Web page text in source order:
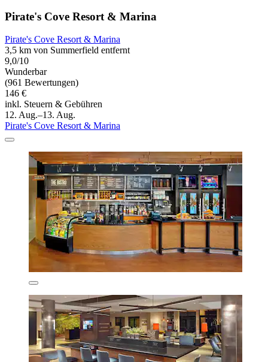
Pirate's Cove Resort & Marina
Pirate's Cove Resort & Marina
3,5 km von Summerfield entfernt
9,0/10
Wunderbar
(961 Bewertungen)
146 €
inkl. Steuern & Gebühren
12. Aug.–13. Aug.
Pirate's Cove Resort & Marina